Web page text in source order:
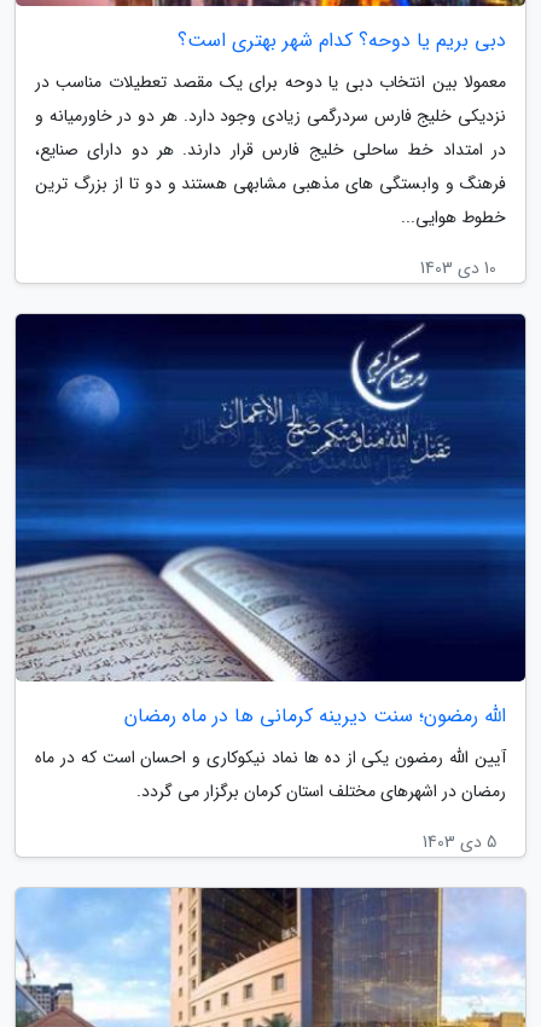
دبی بریم یا دوحه؟ کدام شهر بهتری است؟
معمولا بین انتخاب دبی یا دوحه برای یک مقصد تعطیلات مناسب در
نزدیکی خلیج فارس سردرگمی زیادی وجود دارد. هر دو در خاورمیانه و
در امتداد خط ساحلی خلیج فارس قرار دارند. هر دو دارای صنایع،
فرهنگ و وابستگی های مذهبی مشابهی هستند و دو تا از بزرگ ترین
خطوط هوایی...
10 دی 1403
الله رمضون؛ سنت دیرینه کرمانی ها در ماه رمضان
آیین الله رمضون یکی از ده ها نماد نیکوکاری و احسان است که در ماه
رمضان در اشهرهای مختلف استان کرمان برگزار می گردد.
5 دی 1403